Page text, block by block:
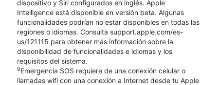
dispositivo y Siri configurados en inglés. Apple
Intelligence está disponible en versión beta. Algunas
funcionalidades podrían no estar disponibles en todas las
regiones o idiomas. Consulta support.apple.com/es-
us/121115 para obtener más información sobre la
disponibilidad de funcionalidades e idiomas y los
requisitos del sistema.
9Emergencia SOS requiere de una conexión celular o
llamadas wifi con una conexión a Internet desde tu Apple